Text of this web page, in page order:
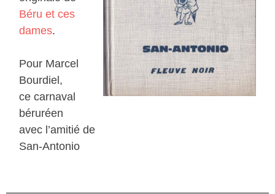
Béru et ces
dames.
Pour Marcel
Bourdiel,
ce carnaval
béruréen
avec l’amitié de
San-Antonio